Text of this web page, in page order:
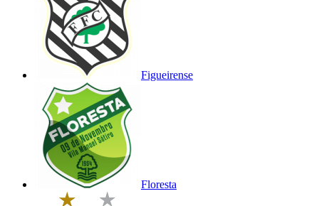
Figueirense
Floresta